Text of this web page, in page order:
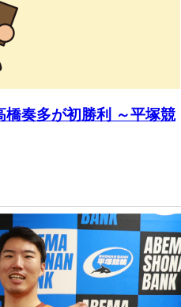
橋奏多が初勝利 ～平塚競